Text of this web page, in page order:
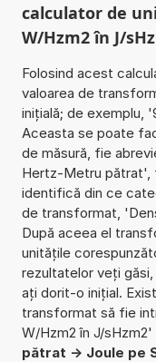
calculator de
W/Hzm2 în J/
Folosind acest
valoarea de
inițială; de exemplu,
Aceasta se poate
de măsură, fie
Hertz-Metru pătrat',
identifică din ce
de transformat,
După aceea el
unitățile
rezultatelor veți
ați dorit-o inițial.
transformat să fie
W/Hzm2 în J/
pătrat -> Joule pe